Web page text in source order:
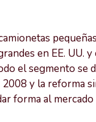
en EE. UU.
el segmento se
y la reforma
forma al